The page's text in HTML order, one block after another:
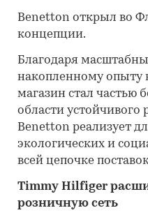
Benetton открыл во
концепции.
Благодаря
накопленному
магазин стал частью
области устойчивого
Benetton реализует
экологических и
всей цепочке
Timmy Hilfiger
розничную сеть